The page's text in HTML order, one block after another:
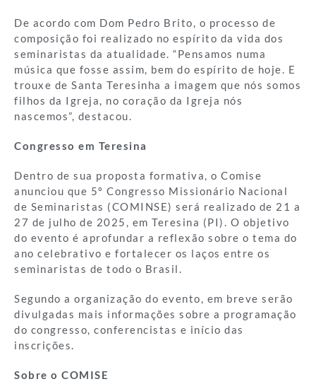
De acordo com Dom Pedro Brito, o processo de
composição foi realizado no espírito da vida dos
seminaristas da atualidade. “Pensamos numa
música que fosse assim, bem do espírito de hoje. E
trouxe de Santa Teresinha a imagem que nós somos
filhos da Igreja, no coração da Igreja nós
nascemos”, destacou.
Congresso em Teresina
Dentro de sua proposta formativa, o Comise
anunciou que 5º Congresso Missionário Nacional
de Seminaristas (COMINSE) será realizado de 21 a
27 de julho de 2025, em Teresina (PI). O objetivo
do evento é aprofundar a reflexão sobre o tema do
ano celebrativo e fortalecer os laços entre os
seminaristas de todo o Brasil.
Segundo a organização do evento, em breve serão
divulgadas mais informações sobre a programação
do congresso, conferencistas e início das
inscrições.
Sobre o COMISE